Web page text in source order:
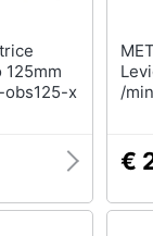
obs125-x
METABO -
/
€